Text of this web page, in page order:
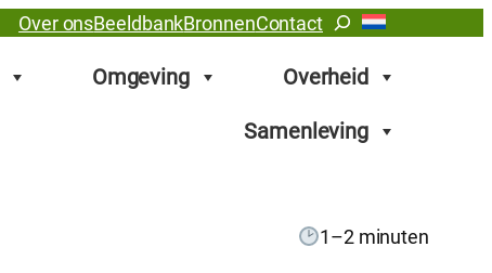
Over onsBeeldbankBronnenContactZoeken
Omgeving Overheid
Samenleving
1–2 minuten